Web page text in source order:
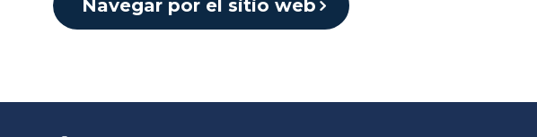
Navegar por el sitio web